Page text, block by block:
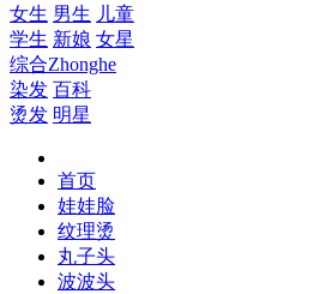
女生 男生 儿童
学生 新娘 女星
综合Zhonghe
染发 百科
烫发 明星
首页
娃娃脸
纹理烫
丸子头
波波头